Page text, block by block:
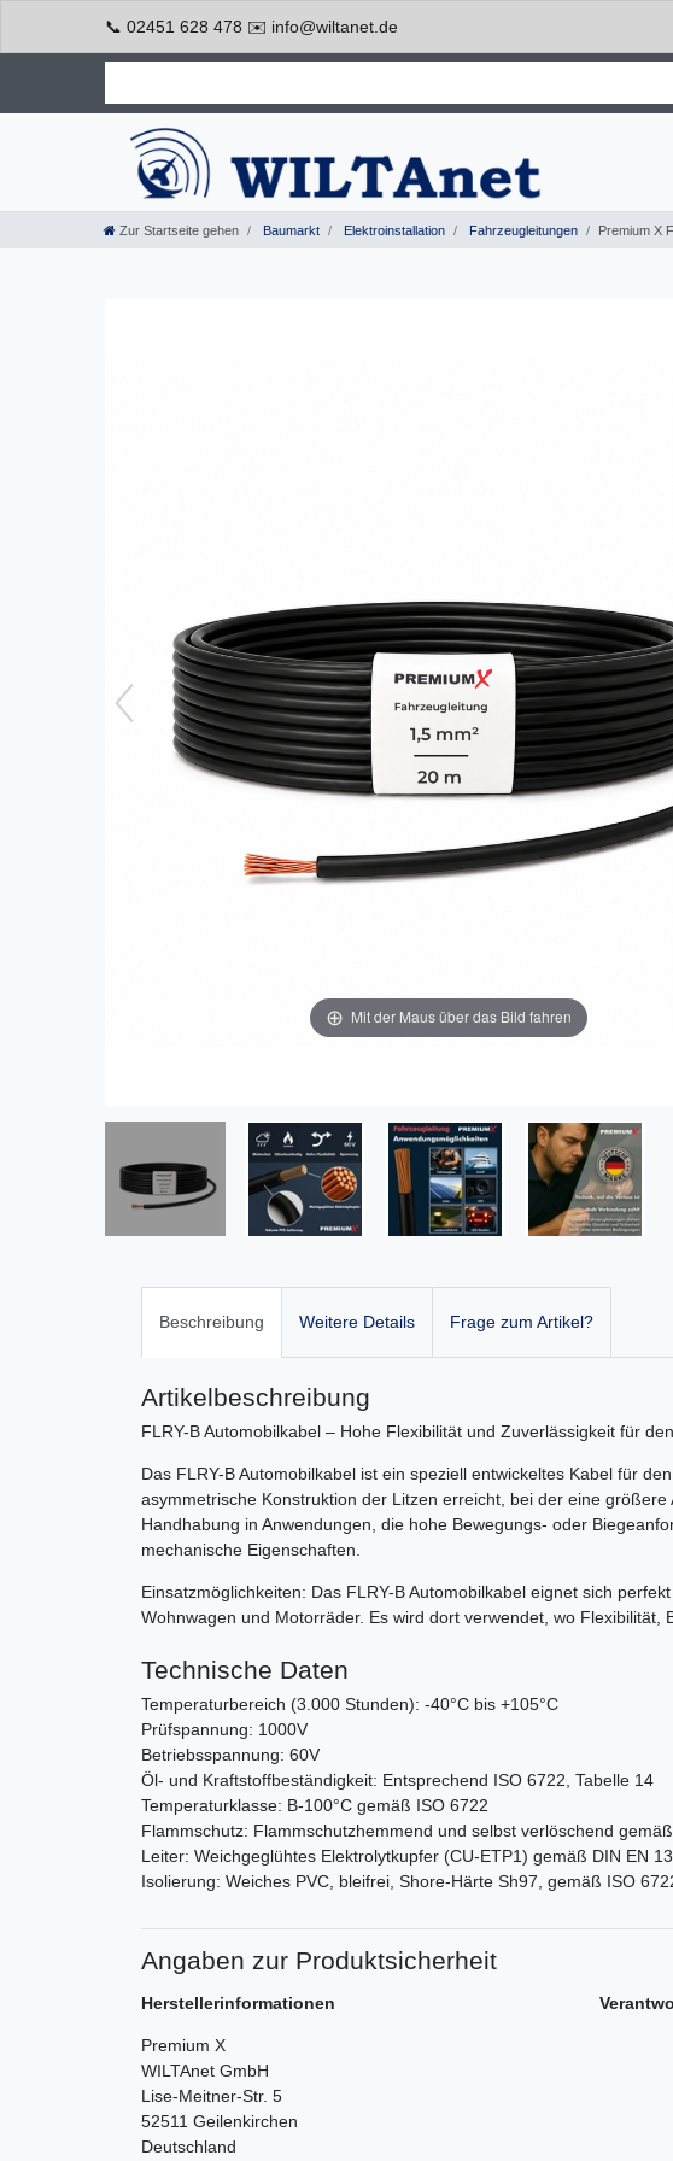
📞 02451 628 478 ✉️ info@wiltanet.de
Zur Startseite gehen Baumarkt Elektroinstallation Fahrzeugleitungen Premium X
Mit der Maus über das Bild fahren
Beschreibung Weitere Details Frage zum Artikel?
Artikelbeschreibung
FLRY-B Automobilkabel – Hohe Flexibilität und Zuverlässigkeit für
Das FLRY-B Automobilkabel ist ein speziell entwickeltes Kabel für
asymmetrische Konstruktion der Litzen erreicht, bei der eine
Handhabung in Anwendungen, die hohe Bewegungs- oder
mechanische Eigenschaften.
Einsatzmöglichkeiten: Das FLRY-B Automobilkabel eignet sich
Wohnwagen und Motorräder. Es wird dort verwendet, wo
Technische Daten
Temperaturbereich (3.000 Stunden): -40°C bis +105°C
Prüfspannung: 1000V
Betriebsspannung: 60V
Öl- und Kraftstoffbeständigkeit: Entsprechend ISO 6722, Tabelle 14
Temperaturklasse: B-100°C gemäß ISO 6722
Flammschutz: Flammschutzhemmend und selbst verlöschend
Leiter: Weichgeglühtes Elektrolytkupfer (CU-ETP1) gemäß DIN EN
Isolierung: Weiches PVC, bleifrei, Shore-Härte Sh97, gemäß ISO
Angaben zur Produktsicherheit
Herstellerinformationen
Premium X
WILTAnet GmbH
Lise-Meitner-Str. 5
52511 Geilenkirchen
Deutschland